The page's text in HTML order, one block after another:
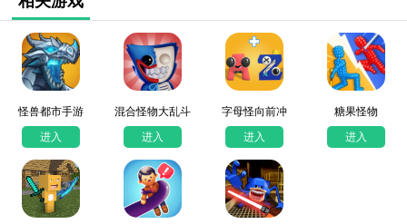
怪兽都市手游
进入
混合怪物大乱斗
进入
字母怪向前冲
进入
糖果怪物
进入